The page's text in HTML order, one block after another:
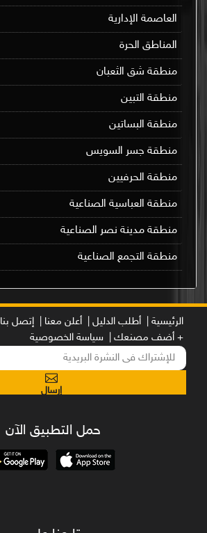
العاصمة الإدارية
المناطق الحرة
منطقة شق الثعبان
منطقة التبين
منطقة البساتين
منطقة جسر السويس
منطقة الحرفيين
منطقة العباسية الصناعية
منطقة مدينة نصر الصناعية
منطقة التجمع الصناعية
الرئيسية | أطلب الدليل | أعلن معنا | إتصل بنا |
+ أضف مصنعك |
سياسة الخصوصية
إرسال
حمل التطبيق الآن